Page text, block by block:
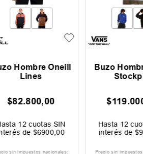
Buzo Mujer Rip Curl
Varsity
$119.999,
Hasta 12cuotas SIN
interés de$10. 000
Precio sin impuestos nacionales:
Buzo
Surf
59.499,
Hasta 12
interés
Precio sin